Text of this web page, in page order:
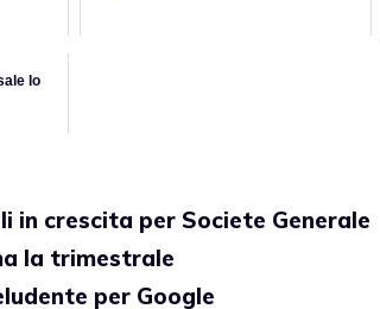
lo
in crescita per Societe Generale
la trimestrale
per Google